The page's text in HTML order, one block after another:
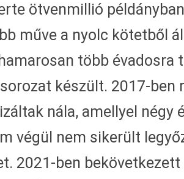
ötvenmillió
műve a nyolc kötetből
több évadosra
készült. 2017-ben
nála, amellyel négy
végül nem sikerült
2021-ben